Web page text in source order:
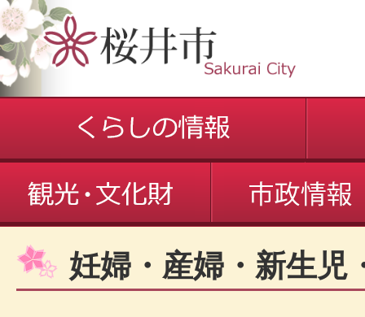
妊婦・産婦・新生児